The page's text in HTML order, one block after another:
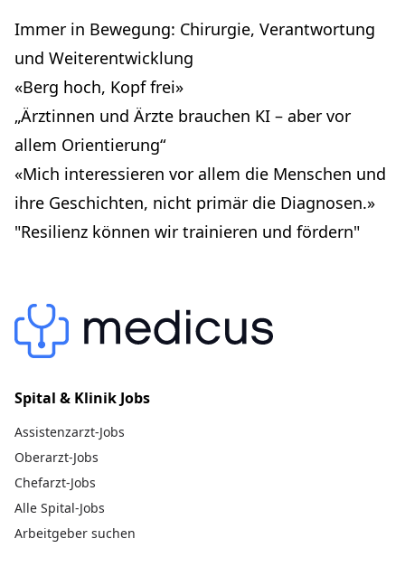
Immer in Bewegung: Chirurgie, Verantwortung
und Weiterentwicklung
«Berg hoch, Kopf frei»
„Ärztinnen und Ärzte brauchen KI – aber vor
allem Orientierung“
«Mich interessieren vor allem die Menschen und
ihre Geschichten, nicht primär die Diagnosen.»
"Resilienz können wir trainieren und fördern"
Spital & Klinik Jobs
Assistenzarzt-Jobs
Oberarzt-Jobs
Chefarzt-Jobs
Alle Spital-Jobs
Arbeitgeber suchen